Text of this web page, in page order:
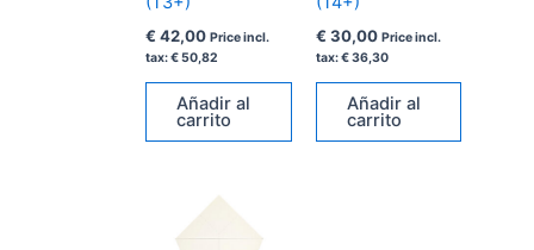
€ 42,00 Price incl.
tax:€50,82
Añadir al
carrito
€ 30,00 Price incl.
tax:€36,30
Añadir al
carrito